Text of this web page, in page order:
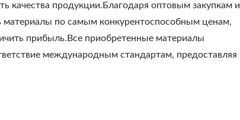
качества продукции.Благодаря оптовым закупкам и
по самым конкурентоспособным ценам,
прибыль.Все приобретенные материалы
международным стандартам, предоставляя